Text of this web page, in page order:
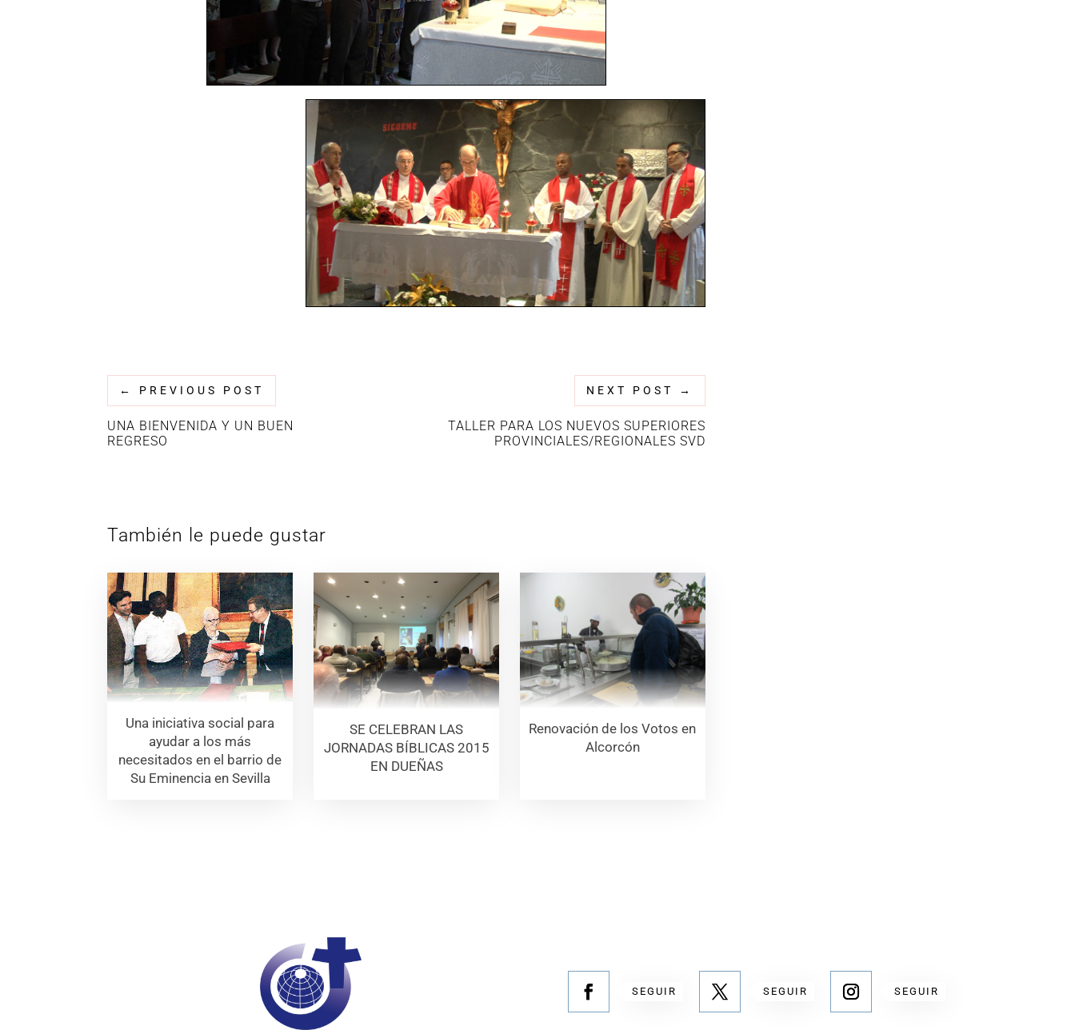
← PREVIOUS POST
UNA BIENVENIDA Y UN BUEN
REGRESO
NEXT POST →
TALLER PARA LOS NUEVOS SUPERIORES
PROVINCIALES/REGIONALES SVD
También le puede gustar
Una iniciativa social para
ayudar a los más
necesitados en el barrio de
Su Eminencia en Sevilla
SE CELEBRAN LAS
JORNADAS BÍBLICAS 2015
EN DUEÑAS
Renovación de los Votos en
Alcorcón
SEGUIR SEGUIR SEGUIR